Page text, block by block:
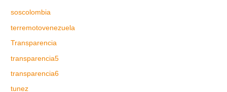
soscolombia
terremotovenezuela
Transparencia
transparencia5
transparencia6
tunez